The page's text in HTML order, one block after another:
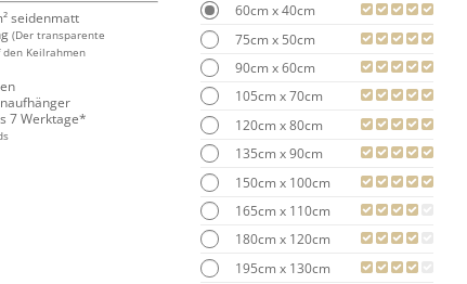
seidenmatt
(Der transparente
Keilrahmen
7 Werktage*
60cm x 40cm
75cm x 50cm
90cm x 60cm
105cm x 70cm
120cm x 80cm
135cm x 90cm
150cm x 100cm
165cm x 110cm
180cm x 120cm
195cm x 130cm